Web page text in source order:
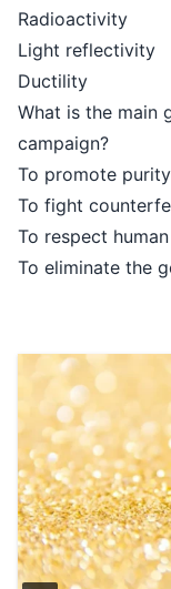
Radioactivity
Light reflectivity
Ductility
What is the main
campaign?
To promote purity
To fight
To respect
To eliminate the